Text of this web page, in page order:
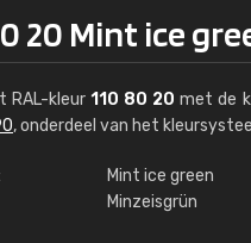
20 Mint ice
RAL-kleur110 80 20 met de
, onderdeel van het
Mint ice green
Minzeisgrün